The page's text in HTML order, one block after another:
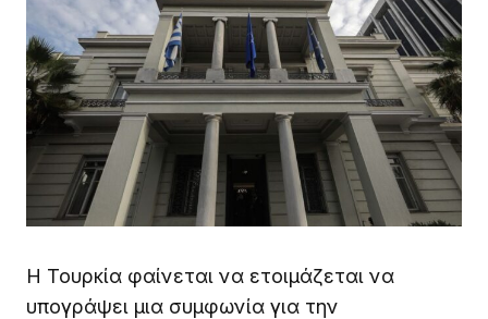
Η Τουρκία φαίνεται να ετοιμάζεται να
υπογράψει μια συμφωνία για την